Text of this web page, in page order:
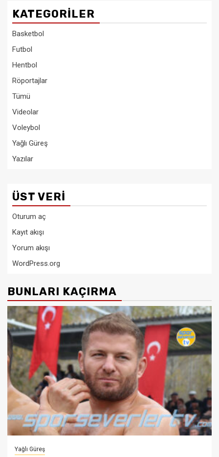
KATEGORILER
Basketbol
Futbol
Hentbol
Röportajlar
Tümü
Videolar
Voleybol
Yağlı Güreş
Yazılar
ÜST VERI
Oturum aç
Kayıt akışı
Yorum akışı
WordPress.org
BUNLARI KAÇIRMA
Yağlı Güreş